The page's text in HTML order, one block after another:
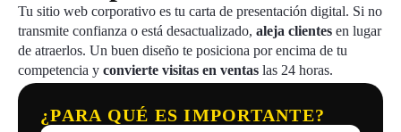
Tu sitio web corporativo es tu carta de presentación digital. Si no
transmite confianza o está desactualizado, aleja clientes en lugar
de atraerlos. Un buen diseño te posiciona por encima de tu
competencia y convierte visitas en ventas las 24 horas.
¿PARA QUÉ ES IMPORTANTE?